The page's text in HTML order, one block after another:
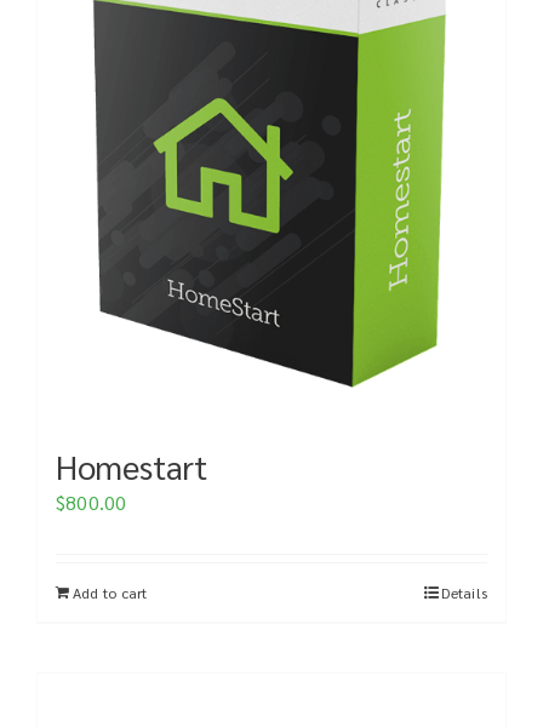
Homestart
$800.00
Add to cart Details